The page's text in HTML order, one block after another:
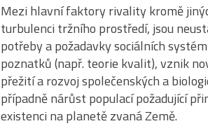
Mezi hlavní faktory rivality kromě
turbulenci tržního prostředí, jsou
potřeby a požadavky sociálních
poznatků (např. teorie kvalit), vznik
přežití a rozvoj společenských a
případně nárůst populací požadující
existenci na planetě zvaná Země.